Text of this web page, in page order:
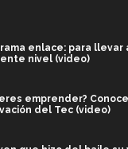
enlace: para llevar
nivel (video)
emprender?
del Tec (video)